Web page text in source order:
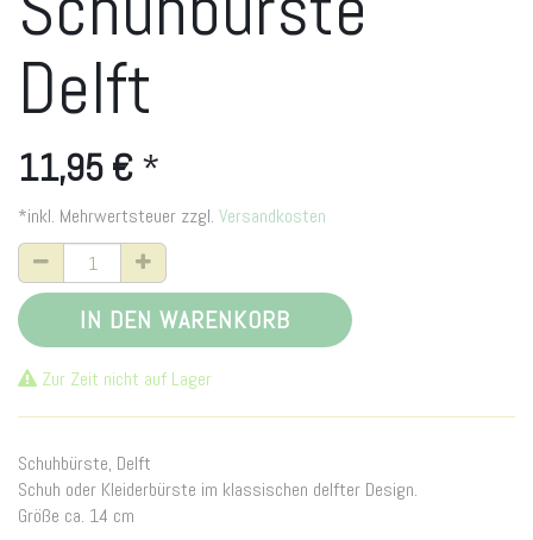
Delft
11,95 € *
*inkl. Mehrwertsteuer zzgl. Versandkosten
IN DEN WARENKORB
Zur Zeit nicht auf Lager
Schuhbürste, Delft
Schuh oder Kleiderbürste im klassischen delfter Design.
Größe ca. 14 cm